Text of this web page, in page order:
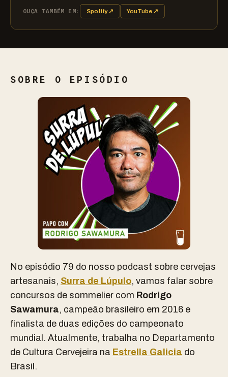
OUÇA TAMBÉM EM: Spotify ↗ YouTube ↗
SOBRE O EPISÓDIO
No episódio 79 do nosso podcast sobre cervejas
artesanais, Surra de Lúpulo, vamos falar sobre
concursos de sommelier com Rodrigo
Sawamura, campeão brasileiro em 2016 e
finalista de duas edições do campeonato
mundial. Atualmente, trabalha no Departamento
de Cultura Cervejeira na Estrella Galicia do
Brasil.